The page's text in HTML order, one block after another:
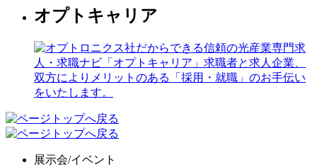
オプトキャリア
展示会/イベント